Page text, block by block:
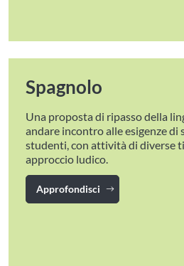
Spagnolo
Una proposta di ripasso della
andare incontro alle esigenze di
studenti, con attività di diverse
approccio ludico.
Approfondisci